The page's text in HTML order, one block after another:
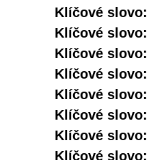
Klíčové slovo:
Klíčové slovo:
Klíčové slovo:
Klíčové slovo:
Klíčové slovo:
Klíčové slovo:
Klíčové slovo:
Klíčové slovo: